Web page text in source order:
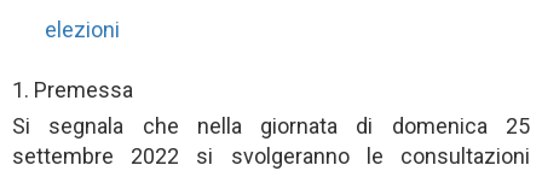
elezioni
1. Premessa
Si segnala che nella giornata di domenica 25
settembre 2022 si svolgeranno le consultazioni